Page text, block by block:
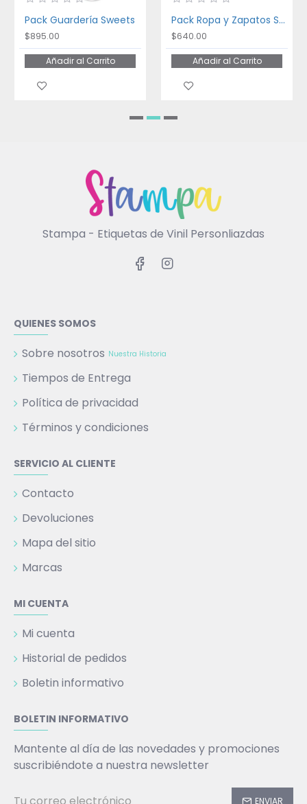
Pack Guardería Sweets
$895.00
Añadir al Carrito
Pack Ropa y Zapatos Sweets
$640.00
Añadir al Carrito
Stampa - Etiquetas de Vinil Personliazdas
QUIENES SOMOS
Sobre nosotros Nuestra Historia
Tiempos de Entrega
Política de privacidad
Términos y condiciones
SERVICIO AL CLIENTE
Contacto
Devoluciones
Mapa del sitio
Marcas
MI CUENTA
Mi cuenta
Historial de pedidos
Boletin informativo
BOLETIN INFORMATIVO
Mantente al día de las novedades y promociones
suscribiéndote a nuestra newsletter
ENVIAR